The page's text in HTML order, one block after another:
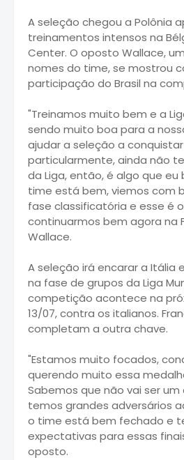
A seleção chegou a Polônia
treinamentos intensos na
Center. O oposto Wallace,
nomes do time, se mostrou
participação do Brasil na
"Treinamos muito bem e a
sendo muito boa para a
ajudar a seleção a
particularmente, ainda não
da Liga, então, é algo que
time está bem, viemos com
fase classificatória e esse é
continuarmos bem agora na
Wallace.
A seleção irá encarar a Itália
na fase de grupos da Liga
competição acontece na
13/07, contra os italianos.
completam a outra chave.
"Estamos muito focados,
querendo muito essa
Sabemos que não vai ser um
temos grandes adversários
o time está bem fechado e
expectativas para essas
oposto.